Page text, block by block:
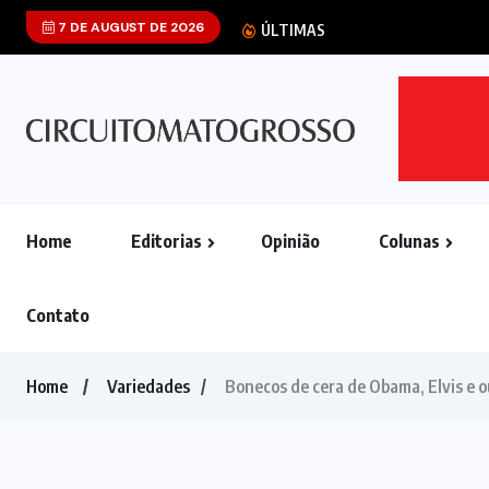
7 DE AUGUST DE 2026 ÚLTIMAS
Home Editorias Opinião Colunas
Contato
Home Variedades Bonecos de cera de Obama, Elvis e